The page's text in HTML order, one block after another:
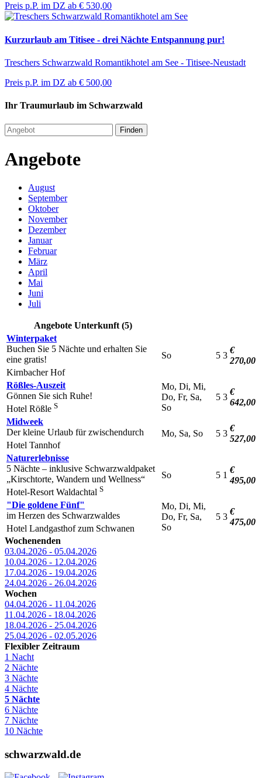
Preis p.P. im DZ ab € 530,00
Kurzurlaub am Titisee - drei Nächte Entspannung pur!
Treschers Schwarzwald Romantikhotel am See - Titisee-Neustadt
Preis p.P. im DZ ab € 500,00
Ihr Traumurlaub im Schwarzwald
Finden
Angebote
August
September
Oktober
November
Dezember
Januar
Februar
März
April
Mai
Juni
Juli
Angebote Unterkunft (5)
Winterpaket
Buchen Sie 5 Nächte und erhalten Sie
eine gratis!
Kirnbacher Hof
So 5 3
€
270,00
Rößles-Auszeit
Gönnen Sie sich Ruhe!
Hotel Rößle S
Mo, Di, Mi,
Do, Fr, Sa,
So
5 3
€
642,00
Midweek
Der kleine Urlaub für zwischendurch
Hotel Tannhof
Mo, Sa, So 5 3
€
527,00
Naturerlebnisse
5 Nächte – inklusive Schwarzwaldpaket
„Kirschtorte, Wandern und Wellness“
Hotel-Resort Waldachtal S
So 5 1
€
495,00
"Die goldene Fünf"
im Herzen des Schwarzwaldes
Hotel Landgasthof zum Schwanen
Mo, Di, Mi,
Do, Fr, Sa,
So
5 3
€
475,00
Wochenenden
03.04.2026 - 05.04.2026
10.04.2026 - 12.04.2026
17.04.2026 - 19.04.2026
24.04.2026 - 26.04.2026
Wochen
04.04.2026 - 11.04.2026
11.04.2026 - 18.04.2026
18.04.2026 - 25.04.2026
25.04.2026 - 02.05.2026
Flexibler Zeitraum
1 Nacht
2 Nächte
3 Nächte
4 Nächte
5 Nächte
6 Nächte
7 Nächte
10 Nächte
schwarzwald.de